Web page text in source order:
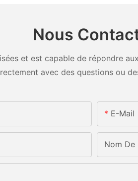
Nous
et est capable de répondre
avec des questions ou
E-Mail
Nom De